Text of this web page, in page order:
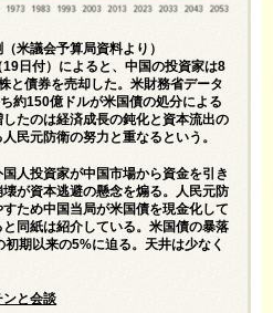
米議会予算局資料より）
日付）によると、中国の投資家は8
と債券を売却した。米財務省データ
約150億ドルが米国債の処分による
たのは経済成長の鈍化と資本流出の
民元防衛の努力と重なるという。
人投資家が中国市場から資金を引き
が資本逃避の懸念を煽る。人民元防
ため中国当局が米国債を現金化して
同紙は紹介している。米国債の暴落
期以来の5%に迫る。天井は少なく
ンと会談